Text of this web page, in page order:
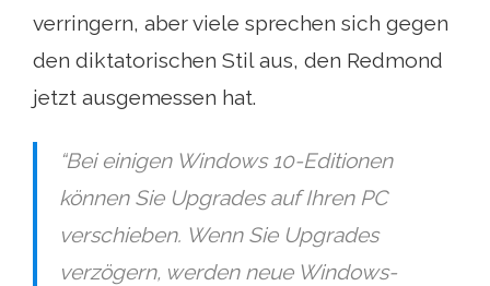
verringern, aber viele sprechen sich gegen
den diktatorischen Stil aus, den Redmond
jetzt ausgemessen hat.
“Bei einigen Windows 10-Editionen
können Sie Upgrades auf Ihren PC
verschieben. Wenn Sie Upgrades
verzögern, werden neue Windows-